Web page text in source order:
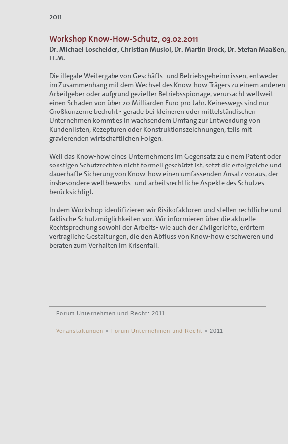
Zur Hauptnavigation
2011
Workshop Know-How-Schutz, 03.02.2011
Dr. Michael Loschelder, Christian Musiol, Dr. Martin Brock, Dr. Stefan Maaßen,
LL.M.
Die illegale Weitergabe von Geschäfts- und Betriebsgeheimnissen, entweder
im Zusammenhang mit dem Wechsel des Know-how-Trägers zu einem anderen
Arbeitgeber oder aufgrund gezielter Betriebsspionage, verursacht weltweit
einen Schaden von über 20 Milliarden Euro pro Jahr. Keineswegs sind nur
Großkonzerne bedroht - gerade bei kleineren oder mittelständischen
Unternehmen kommt es in wachsendem Umfang zur Entwendung von
Kundenlisten, Rezepturen oder Konstruktionszeichnungen, teils mit
gravierenden wirtschaftlichen Folgen.
Weil das Know-how eines Unternehmens im Gegensatz zu einem Patent oder
sonstigen Schutzrechten nicht formell geschützt ist, setzt die erfolgreiche und
dauerhafte Sicherung von Know-how einen umfassenden Ansatz voraus, der
insbesondere wettbewerbs- und arbeitsrechtliche Aspekte des Schutzes
berücksichtigt.
In dem Workshop identifizieren wir Risikofaktoren und stellen rechtliche und
faktische Schutzmöglichkeiten vor. Wir informieren über die aktuelle
Rechtsprechung sowohl der Arbeits- wie auch der Zivilgerichte, erörtern
vertragliche Gestaltungen, die den Abfluss von Know-how erschweren und
beraten zum Verhalten im Krisenfall.
Forum Unternehmen und Recht: 2011
Veranstaltungen > Forum Unternehmen und Recht > 2011